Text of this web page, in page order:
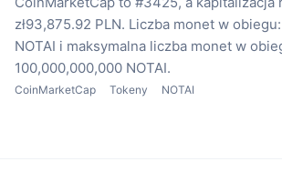
zł93,875.92 PLN. Liczba monet w
NOTAI i maksymalna liczba monet w
100,000,000,000 NOTAI.
CoinMarketCap Tokeny NOTAI